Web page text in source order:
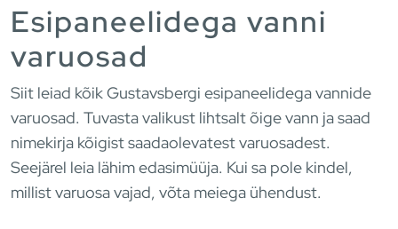
Esipaneelidega vanni
varuosad
Siit leiad kõik Gustavsbergi esipaneelidega vannide
varuosad. Tuvasta valikust lihtsalt õige vann ja saad
nimekirja kõigist saadaolevatest varuosadest.
Seejärel leia lähim edasimüüja. Kui sa pole kindel,
millist varuosa vajad, võta meiega ühendust.